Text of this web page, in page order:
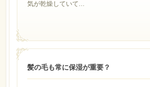
気が乾燥していて...
髪の毛も常に保湿が重要？